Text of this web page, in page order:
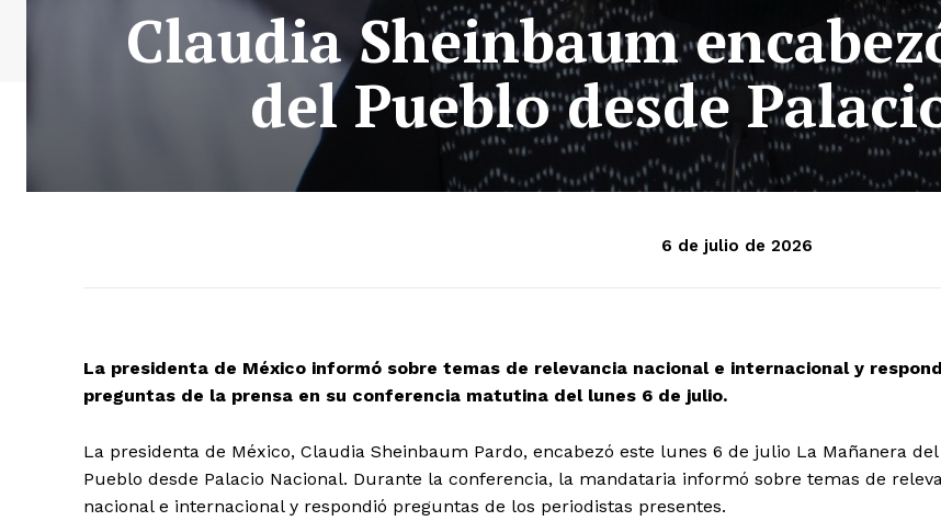
Claudia Sheinbaum
del Pueblo desde
6 de julio de 2026
La presidenta de México informó sobre temas de relevancia nacional e internacional y
preguntas de la prensa en su conferencia matutina del lunes 6 de julio.
La presidenta de México, Claudia Sheinbaum Pardo, encabezó este lunes 6 de julio La Mañanera del
Pueblo desde Palacio Nacional. Durante la conferencia, la mandataria informó sobre temas de
nacional e internacional y respondió preguntas de los periodistas presentes.